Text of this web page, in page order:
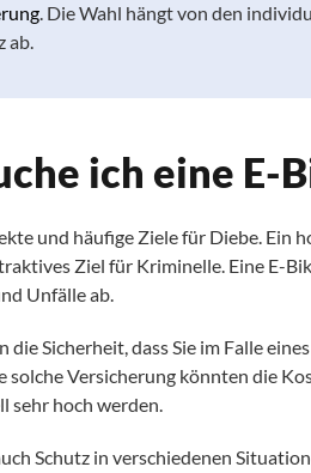
. Die Wahl hängt von den
ab.
ich eine E-
und häufige Ziele für Diebe. Ein
Ziel für Kriminelle. Eine E-
Unfälle ab.
die Sicherheit, dass Sie im Falle
solche Versicherung könnten die
sehr hoch werden.
Schutz in verschiedenen